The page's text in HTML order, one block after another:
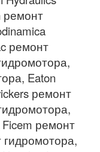
ремонт
ремонт
Eaton
ремонт
ремонт